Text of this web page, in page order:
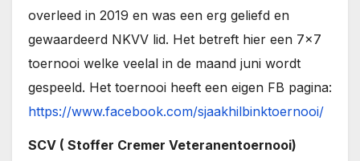
overleed in 2019 en was een erg geliefd en
gewaardeerd NKVV lid. Het betreft hier een 7×7
toernooi welke veelal in de maand juni wordt
gespeeld. Het toernooi heeft een eigen FB pagina:
https://www.facebook.com/sjaakhilbinktoernooi/
SCV ( Stoffer Cremer Veteranentoernooi)